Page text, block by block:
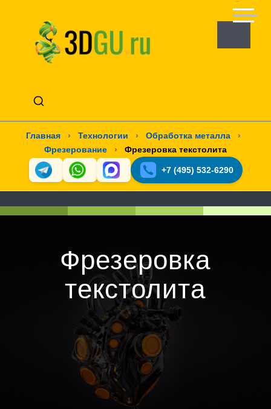
Главная › Технологии › Обработка металла
›
Фрезерование
› Фрезеровка текстолита
+7 (495) 532-6290
Фрезеровка
текстолита